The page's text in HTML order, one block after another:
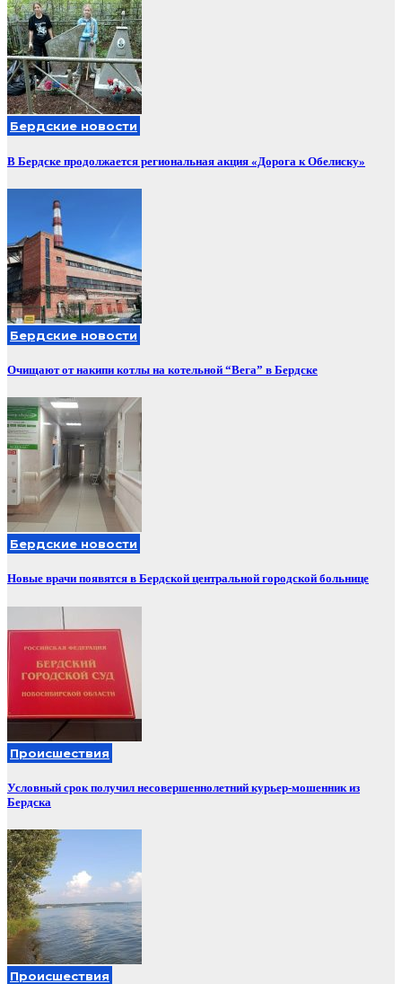
Бердские новости
В Бердске продолжается региональная акция «Дорога к Обелиску»
Бердские новости
Очищают от накипи котлы на котельной “Вега” в Бердске
Бердские новости
Новые врачи появятся в Бердской центральной городской больнице
Происшествия
Условный срок получил несовершеннолетний курьер-мошенник из
Бердска
Происшествия